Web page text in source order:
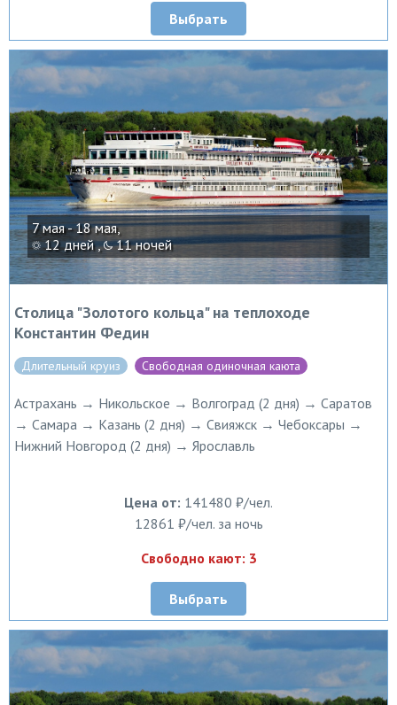
Выбрать
7 мая - 18 мая,
12 дней , 11 ночей
Столица "Золотого кольца" на теплоходе
Константин Федин
Длительный круиз Свободная одиночная каюта
Астрахань → Никольское → Волгоград (2 дня) → Саратов
→ Самара → Казань (2 дня) → Свияжск → Чебоксары →
Нижний Новгород (2 дня) → Ярославль
Цена от: 141480 ₽/чел.
12861 ₽/чел. за ночь
Свободно кают: 3
Выбрать